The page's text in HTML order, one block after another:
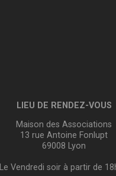
LIEU DE RENDEZ-VOUS
Maison des Associations
13 rue Antoine Fonlupt
69008 Lyon
Le Vendredi soir à partir de